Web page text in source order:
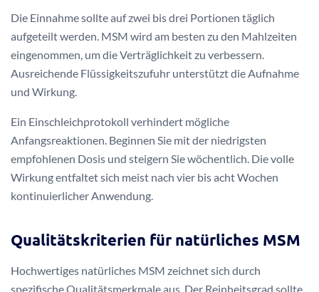
Die Einnahme sollte auf zwei bis drei Portionen täglich
aufgeteilt werden. MSM wird am besten zu den Mahlzeiten
eingenommen, um die Verträglichkeit zu verbessern.
Ausreichende Flüssigkeitszufuhr unterstützt die Aufnahme
und Wirkung.
Ein Einschleichprotokoll verhindert mögliche
Anfangsreaktionen. Beginnen Sie mit der niedrigsten
empfohlenen Dosis und steigern Sie wöchentlich. Die volle
Wirkung entfaltet sich meist nach vier bis acht Wochen
kontinuierlicher Anwendung.
Qualitätskriterien für natürliches MSM
Hochwertiges natürliches MSM zeichnet sich durch
spezifische Qualitätsmerkmale aus. Der Reinheitsgrad sollte